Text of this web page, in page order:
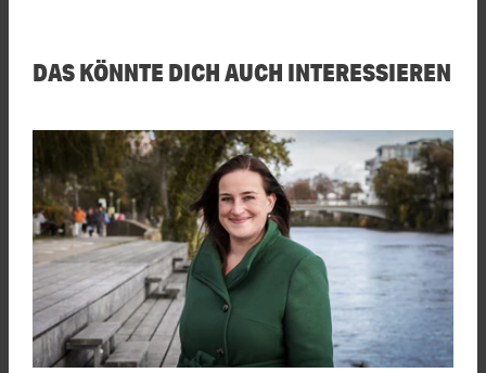
DAS KÖNNTE DICH AUCH INTERESSIEREN